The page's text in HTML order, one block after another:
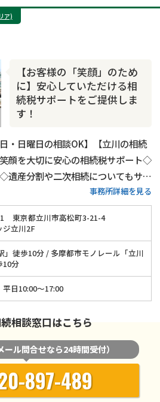
留分侵害額請求
相続税申告
銀行手続き
相続財産調査
ア)
【お客様の「笑顔」のため
に】安心していただける相
続税サポートをご提供しま
す！
・日曜日の相談OK】【立川の相続
顔を大切に安心の相続税サポート◇
遺産分割や二次相続についてもサポ
事務所詳細を見る
東京都立川市高松町3-21-4
ジ立川2F
」徒歩10分 / 多摩都市モノレール「立川
10分
日10:00〜17:00
相談窓口はこちら
ール問合せなら24時間受付）
897-489